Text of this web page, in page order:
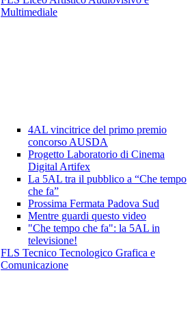
Multimediale
4AL vincitrice del primo premio
concorso AUSDA
Progetto Laboratorio di Cinema
Digital Artifex
La 5AL tra il pubblico a “Che tempo
che fa”
Prossima Fermata Padova Sud
Mentre guardi questo video
"Che tempo che fa": la 5AL in
televisione!
FLS Tecnico Tecnologico Grafica e
Comunicazione